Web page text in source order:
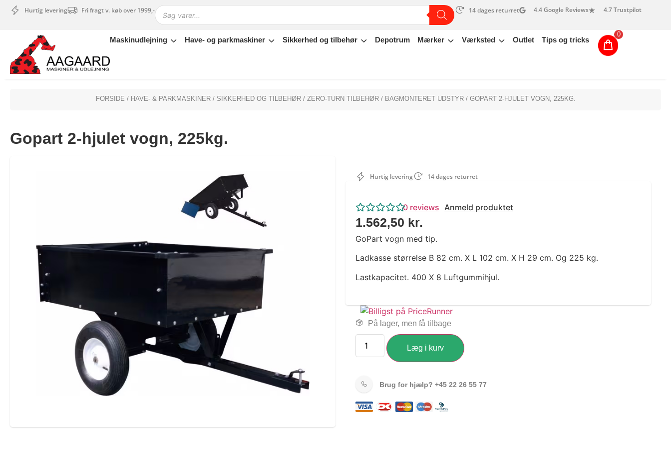
Hurtig levering Fri fragt v. køb over 1999,- 14 dages returret 4.4 Google Reviews 4.7 Trustpilot
Maskinudlejning Have- og parkmaskiner Sikkerhed og tilbehør Depotrum Mærker Værksted Outlet Tips og tricks
0
Maskinudlejning
Have- og parkmaskiner
Sikkerhed og tilbehør
Outlet
Tips og tricks
FORSIDE / HAVE- & PARKMASKINER/ SIKKERHED OG TILBEHØR/ ZERO-TURN TILBEHØR/ BAGMONTERET UDSTYR/ GOPART 2-HJULET VOGN, 225KG.
Gopart 2-hjulet vogn, 225kg.
Hurtig levering 14 dages returret
0 reviews Anmeld produktet
1.562,50 kr.
GoPart vogn med tip.
Ladkasse størrelse B 82 cm. X L 102 cm. X H 29 cm. Og 225 kg.
Lastkapacitet. 400 X 8 Luftgummihjul.
På lager, men få tilbage
Læg i kurv
Brug for hjælp? +45 22 26 55 77